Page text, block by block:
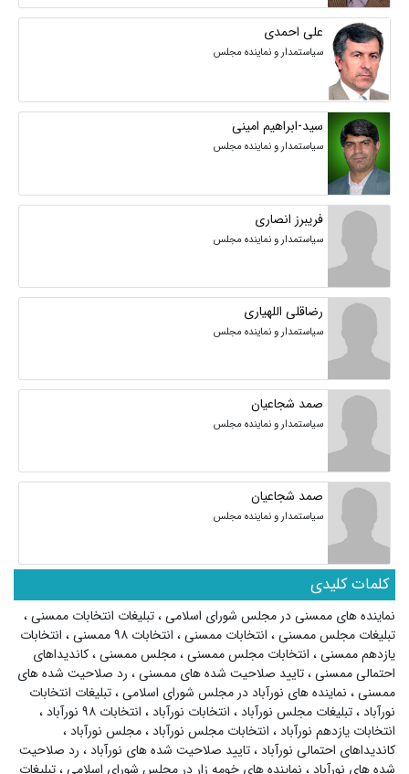
علی احمدی
سیاستمدار و نماینده مجلس
سید-ابراهیم امینی
سیاستمدار و نماینده مجلس
فریبرز انصاری
سیاستمدار و نماینده مجلس
رضاقلی اللهیاری
سیاستمدار و نماینده مجلس
صمد شجاعیان
سیاستمدار و نماینده مجلس
صمد شجاعیان
سیاستمدار و نماینده مجلس
کلمات کلیدی
نماینده های ممسنی در مجلس شورای اسلامی،تبلیغات انتخابات ممسنی،
تبلیغات مجلس ممسنی، انتخابات ممسنی، انتخابات ۹۸ ممسنی ، انتخابات
یازدهم ممسنی، انتخابات مجلس ممسنی،مجلس ممسنی،کاندیداهای
احتمالی ممسنی،تایید صلاحیت شده های ممسنی، رد صلاحیت شده های
ممسنی، نماینده های نورآباد در مجلس شورای اسلامی،تبلیغات انتخابات
نورآباد،تبلیغات مجلس نورآباد، انتخابات نورآباد، انتخابات ۹۸ نورآباد
،
انتخابات یازدهم نورآباد، انتخابات مجلس نورآباد،مجلس نورآباد،
کاندیداهای احتمالی نورآباد،تایید صلاحیت شده های نورآباد، رد صلاحیت
شده های نورآباد، نماینده های خومه زار در مجلس شورای اسلامی،تبلیغات